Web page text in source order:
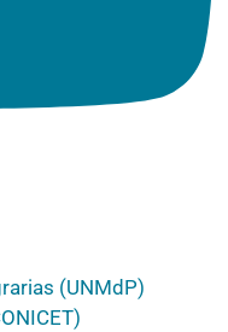
(UNMdP)